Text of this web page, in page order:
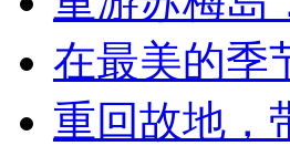
在最美的季
重回故地，